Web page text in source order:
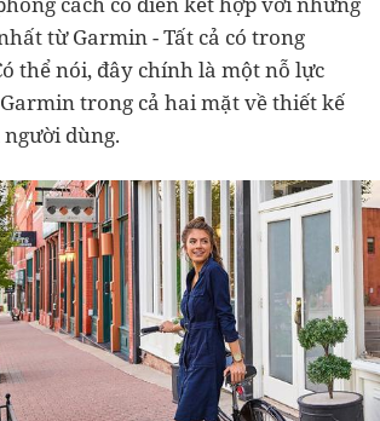
từ Garmin - Tất cả có trong
thể nói, đây chính là một nỗ lực
trong cả hai mặt về thiết kế
dùng.